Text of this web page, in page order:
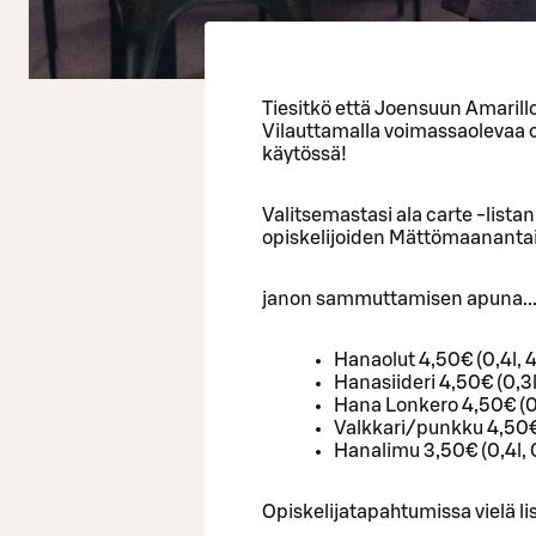
Tiesitkö että Joensuun
Vilauttamalla voimassaolevaa
käytössä!
Valitsemastasi ala carte -
opiskelijoiden
janon sammuttamisen apuna...
Hanaolut 4,50€ (0,4l,
Hanasiideri 4,50€
Hana Lonkero 4,50€
Valkkari/punkku
Hanalimu 3,50€ (0,4l,
Opiskelijatapahtumissa vielä